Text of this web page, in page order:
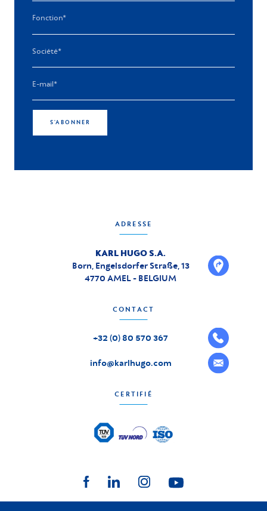
S'ABONNER
ADRESSE
KARL HUGO S.A.
Born, Engelsdorfer Straße, 13
4770 AMEL - BELGIUM
CONTACT
+32 (0) 80 570 367
info@karlhugo.com
CERTIFIÉ